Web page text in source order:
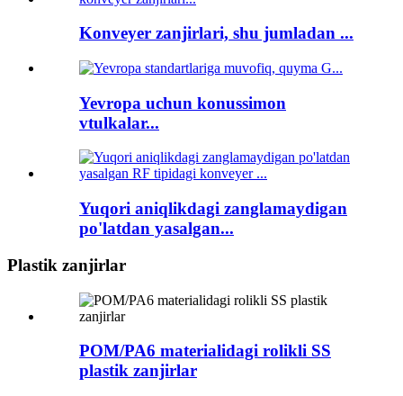
Konveyer zanjirlari, shu jumladan ...
Yevropa uchun konussimon
vtulkalar...
Yuqori aniqlikdagi zanglamaydigan
po'latdan yasalgan...
Plastik zanjirlar
POM/PA6 materialidagi rolikli SS
plastik zanjirlar